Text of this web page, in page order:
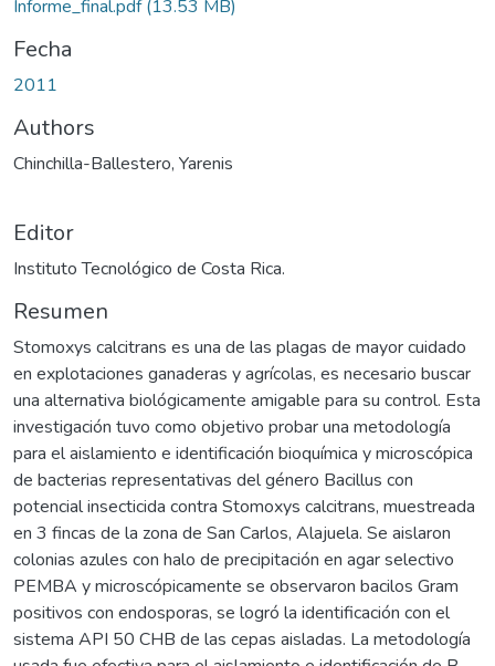
Informe_final.pdf(13.53 MB)
Fecha
2011
Authors
Chinchilla-Ballestero, Yarenis
Editor
Instituto Tecnológico de Costa Rica.
Resumen
Stomoxys calcitrans es una de las plagas de mayor cuidado
en explotaciones ganaderas y agrícolas, es necesario buscar
una alternativa biológicamente amigable para su control. Esta
investigación tuvo como objetivo probar una metodología
para el aislamiento e identificación bioquímica y microscópica
de bacterias representativas del género Bacillus con
potencial insecticida contra Stomoxys calcitrans, muestreada
en 3 fincas de la zona de San Carlos, Alajuela. Se aislaron
colonias azules con halo de precipitación en agar selectivo
PEMBA y microscópicamente se observaron bacilos Gram
positivos con endosporas, se logró la identificación con el
sistema API 50 CHB de las cepas aisladas. La metodología